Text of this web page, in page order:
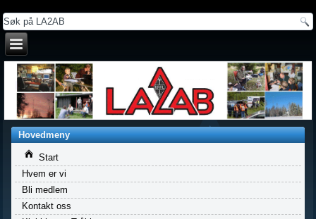
Hovedmeny
Start
Hvem er vi
Bli medlem
Kontakt oss